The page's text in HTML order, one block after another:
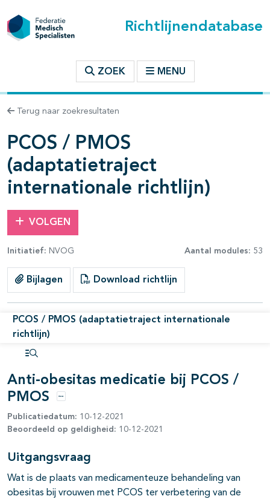
Richtlijnendatabase
ZOEK MENU
Terug naar zoekresultaten
PCOS / PMOS
(adaptatietraject
internationale richtlijn)
VOLGEN
Initiatief: NVOG Aantal modules: 53
Bijlagen Download richtlijn
PCOS / PMOS (adaptatietraject internationale
richtlijn)
openklappen
open- en dichtklappen
open- en dichtklappen
open- en dichtklappen
open- en dichtklappen
open- en dichtklappen
open- en dichtklappen
Anti-obesitas medicatie bij PCOS /
PMOS
Opties
Publicatiedatum: 10-12-2021
Beoordeeld op geldigheid: 10-12-2021
Uitgangsvraag
Wat is de plaats van medicamenteuze behandeling van
obesitas bij vrouwen met PCOS ter verbetering van de